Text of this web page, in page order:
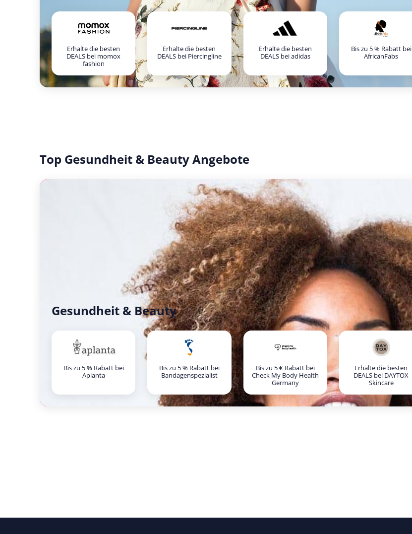
Erhalte die besten
DEALS bei momox
fashion
Erhalte die besten
DEALS bei Piercingline
Erhalte die besten
DEALS bei adidas
Bis zu 5 % Rabatt bei
AfricanFabs
Top Gesundheit & Beauty Angebote
Gesundheit & Beauty
Bis zu 5 % Rabatt bei
Aplanta
Bis zu 5 % Rabatt bei
Bandagenspezialist
Bis zu 5 € Rabatt bei
Check My Body Health
Germany
Erhalte die besten
DEALS bei DAYTOX
Skincare